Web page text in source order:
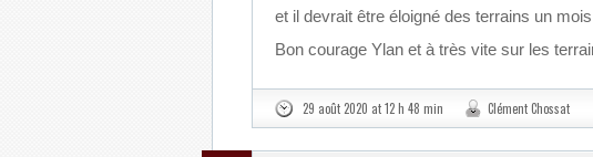
et il devrait être éloigné des terrains un
Bon courage Ylan et à très vite sur les
29 août 2020 at 12 h 48 min Clément Chossat